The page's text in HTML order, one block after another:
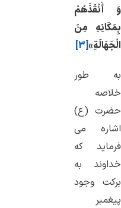
وَ أَنْقَذَهُمْ
بِمَكَانِهِ مِنَ
الْجَهَالَةِ»[3]
به طور
خلاصه
حضرت (ع)
اشاره می
فرماید كه
خداوند به
بركت وجود
پیغمبر